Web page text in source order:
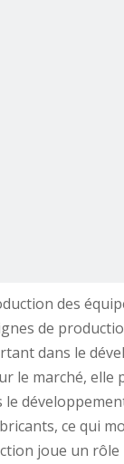
des
de
dans le
le marché, elle
ce qui
joue un